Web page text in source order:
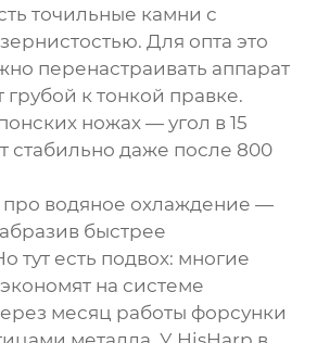
точильные камни с
Для опта это
перенастраивать аппарат
к тонкой правке.
ножах — угол в 15
стабильно даже после 800
водяное охлаждение —
быстрее
тут есть подвох: многие
на системе
месяц работы форсунки